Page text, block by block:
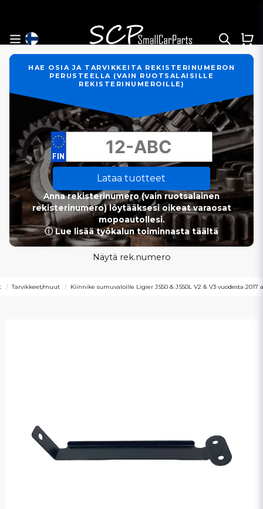
HAE OSIA JA TARVIKKEITA REKISTERINUMERON
PERUSTEELLA (VAIN RUOTSALAISILLE
REKISTERINUMEROILLE)
Lataa tuotteet
Anna rekisterinumero (vain ruotsalainen
rekisterinumero) löytääksesi oikeat varaosat
mopoautollesi.
ⓘ Lue lisää työkalun toiminnasta täältä
Näytä rek.numero
Tarvikkeet/muut Kiinnike sumuvaloille Ligier JS50 & JS50L V2 & V3 vuodesta 2017